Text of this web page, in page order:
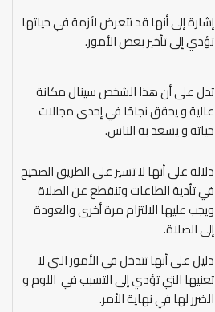
إشارة إلى أنها قد تتعرض لأزمة في حياتها
تؤدي إلى تأخير بعض الأمور.
تدل على أن هذا الشخص سينال مكانة
عالية و يحقق نجاحًا في إحدى مجالات
حياته و يسعد به الناس.
دلالة على أنها لا تسير على الطريق الصحيح
في تأدية الطاعات وتنقطع عن الصلاة
ويجب عليها الالتزام مرة أخرى والعودة
إلى الصلاة.
دليل على أنها تتدخل في الأمور التي لا
تعنيها التي تؤدي إلى التسبب في اللوم و
الضرر لها في نهاية الأمر.